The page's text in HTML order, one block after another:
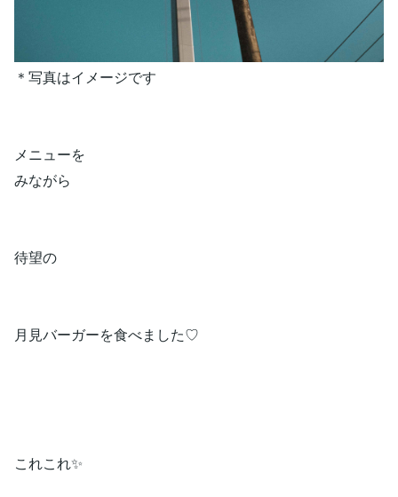
＊写真はイメージです
メニューを
みながら
待望の
月見バーガーを食べました♡
これこれ✨